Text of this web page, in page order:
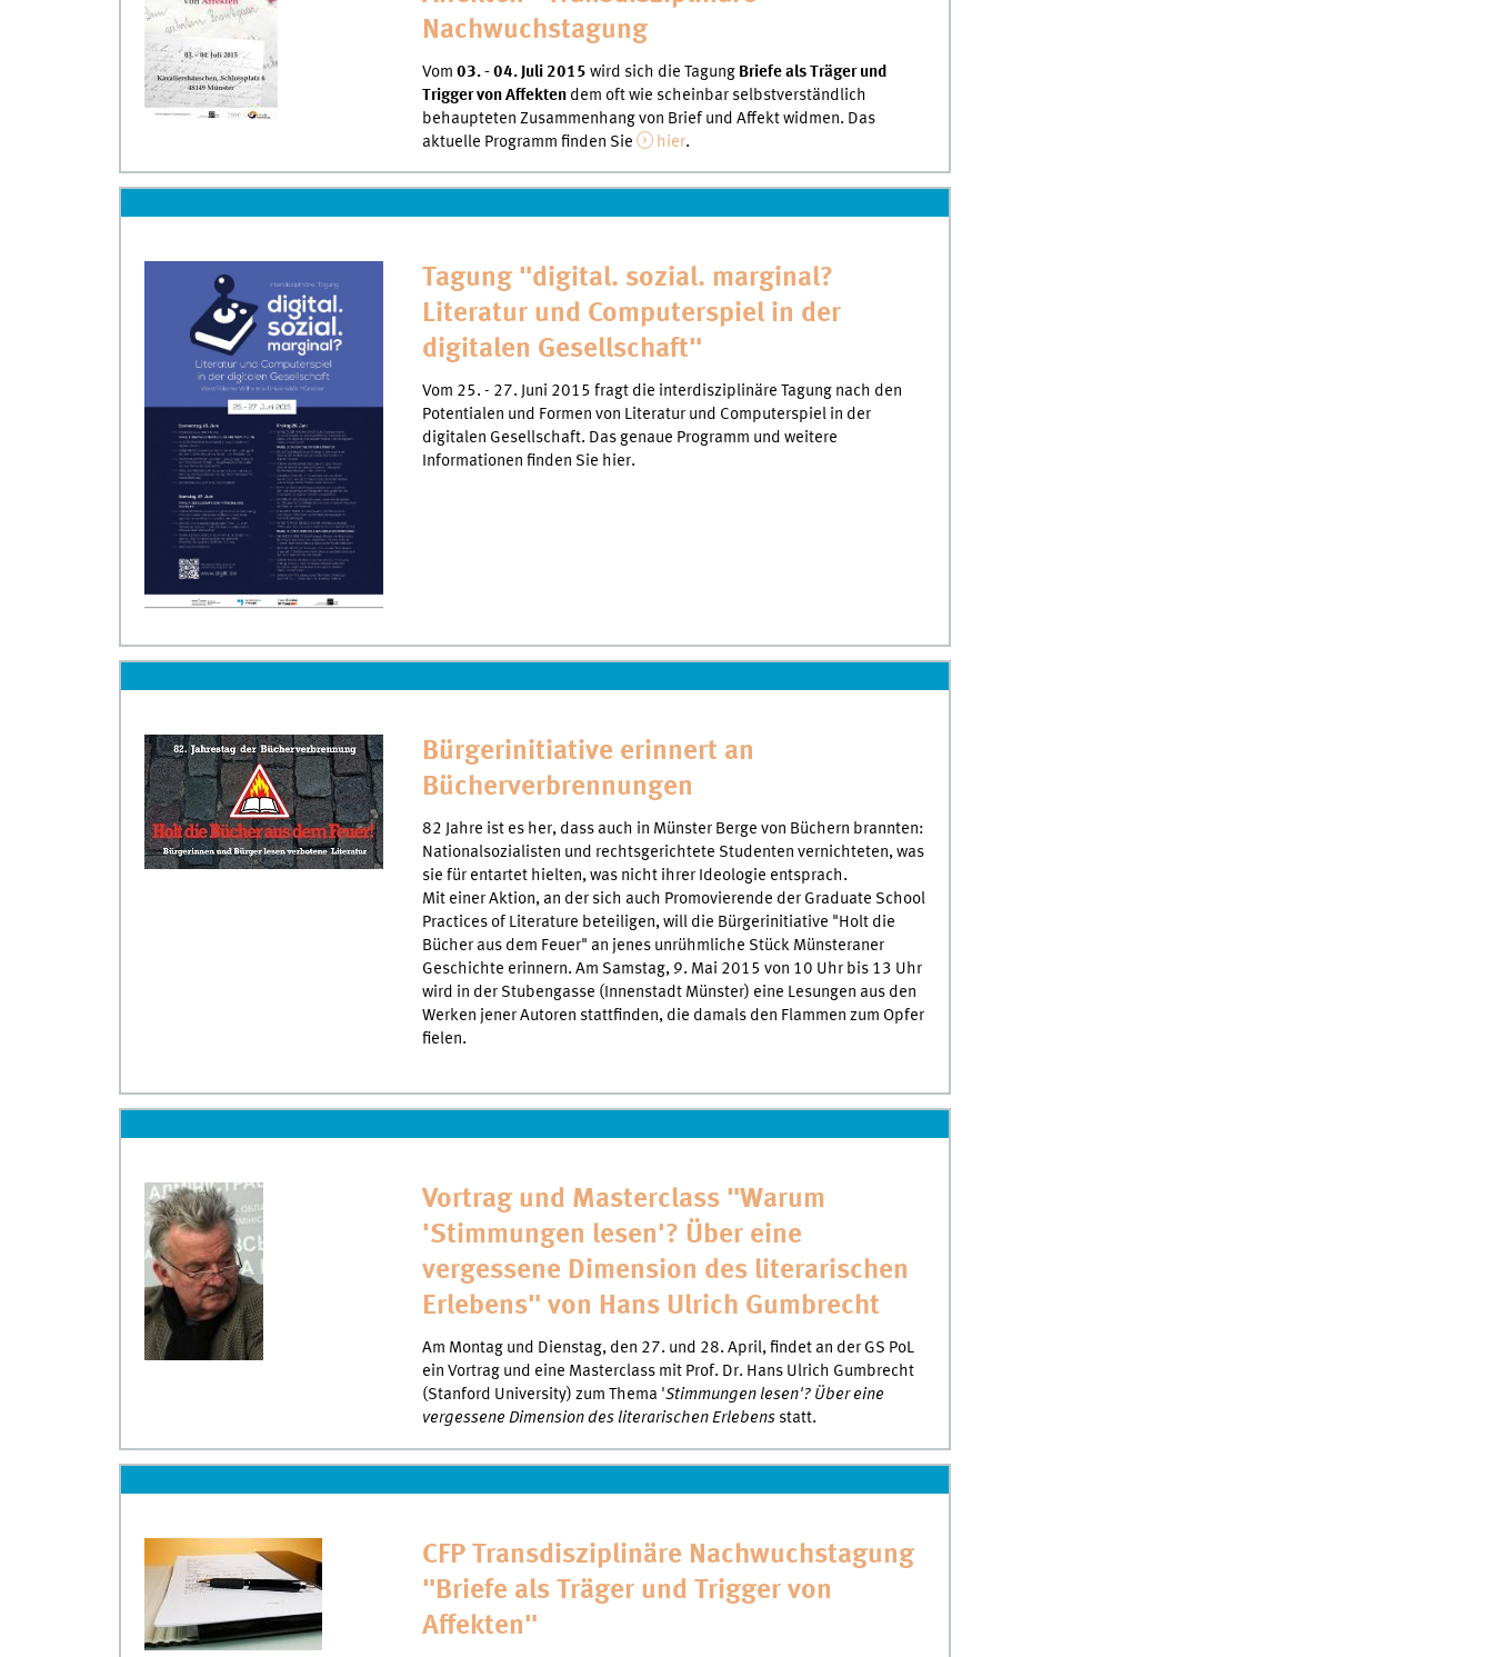
Nachwuchstagung
Vom 03. - 04. Juli 2015 wird sich die Tagung Briefe als Träger und
Trigger von Affektendem oft wie scheinbar selbstverständlich
behaupteten Zusammenhang von Brief und Affekt widmen. Das
aktuelle Programm finden Sie
hier.
Tagung "digital. sozial. marginal?
Literatur und Computerspiel in der
digitalen Gesellschaft"
Vom 25. - 27. Juni 2015 fragt die interdisziplinäre Tagung nach den
Potentialen und Formen von Literatur und Computerspiel in der
digitalen Gesellschaft. Das genaue Programm und weitere
Informationen finden Sie hier.
Bürgerinitiative erinnert an
Bücherverbrennungen
82 Jahre ist es her, dass auch in Münster Berge von Büchern brannten:
Nationalsozialisten und rechtsgerichtete Studenten vernichteten, was
sie für entartet hielten, was nicht ihrer Ideologie entsprach.
Mit einer Aktion, an der sich auch Promovierende der Graduate School
Practices of Literature beteiligen, will die Bürgerinitiative "Holt die
Bücher aus dem Feuer" an jenes unrühmliche Stück Münsteraner
Geschichte erinnern. Am Samstag, 9. Mai 2015 von 10 Uhr bis 13 Uhr
wird in der Stubengasse (Innenstadt Münster) eine Lesungen aus den
Werken jener Autoren stattfinden, die damals den Flammen zum Opfer
fielen.
Vortrag und Masterclass "Warum
'Stimmungen lesen'? Über eine
vergessene Dimension des literarischen
Erlebens" von Hans Ulrich Gumbrecht
Am Montag und Dienstag, den 27. und 28. April, findet an der GS PoL
ein Vortrag und eine Masterclass mit Prof. Dr. Hans Ulrich Gumbrecht
(Stanford University) zum Thema 'Stimmungen lesen'? Über eine
vergessene Dimension des literarischen Erlebensstatt.
CFP Transdisziplinäre Nachwuchstagung
"Briefe als Träger und Trigger von
Affekten"